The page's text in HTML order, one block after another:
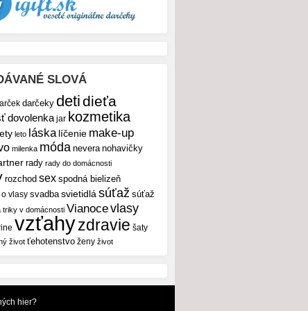
SLOVÁ
darčeky detidieťa
dovolenka jar kozmetika
leto láska líčenie make-up
milenka móda nevera nohavičky
rady rady do domácnosti
rozchod sex spodná bielizeň
vlasy svadba svietidlá súťaž súťaž
triky v domácnosti Vianocevlasy
vzťahyzdravie šaty
život ťehotenstvo ženy život
hier?